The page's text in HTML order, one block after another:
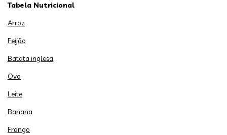
Tabela Nutricional
Arroz
Feijão
Batata inglesa
Ovo
Leite
Banana
Frango